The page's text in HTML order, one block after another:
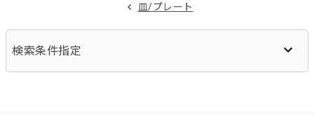
皿/プレート
検索条件指定